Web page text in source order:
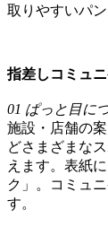
取りやすいパ
指差しコミュ
01 ぱっと目に
施設・店舗の
どさまざまな
えます。表紙
ク」。コミュ
す。